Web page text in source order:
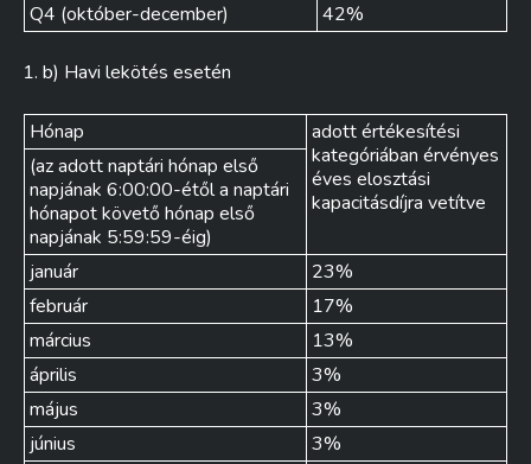
Q4 (október-december)
42%
b) Havi lekötés esetén
Hónap
adott értékesítési
kategóriában érvényes
éves elosztási
kapacitásdíjra vetítve
(az adott naptári hónap első
napjának 6:00:00-étől a naptári
hónapot követő hónap első
napjának 5:59:59-éig)
január
23%
február
17%
március
13%
április
3%
május
3%
június
3%